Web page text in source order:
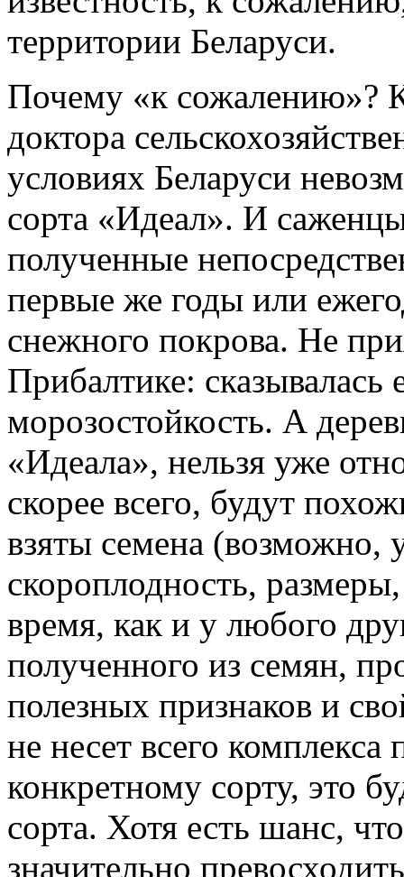
территории Беларуси.
Почему «к сожалению»?
доктора
условиях Беларуси
сорта «Идеал». И
полученные
первые же годы или
снежного покрова. Не
Прибалтике: сказывалась
морозостойкость. А
«Идеала», нельзя уже
скорее всего, будут
взяты семена (возможно,
скороплодность,
время, как и у любого
полученного из семян,
полезных признаков и
не несет всего
конкретному сорту, это
сорта. Хотя есть шанс,
значительно